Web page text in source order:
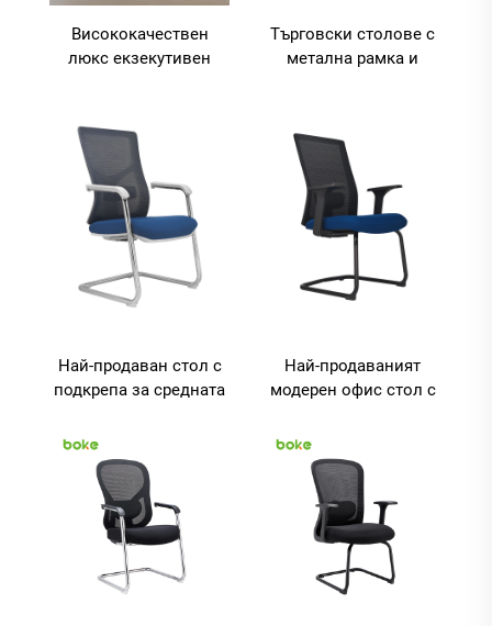
Висококачествен
люкс екзекутивен
персонализиран
ергономичен офис и
домашен стол с
пластмасова рамка и
модерен дизайн
Търговски столове с
метална рамка и
за посетители за
съвещателни зали
Най-продаван стол с
подкрепа за средната
тапициран с дъга,
мрежест офис стол за
домашен офис, офис
мебели, офис
оборудване, офис
бюра
Най-продаваният
модерен офис стол с
подлакътник в
средата на гърба,
мрежест, за
посетители